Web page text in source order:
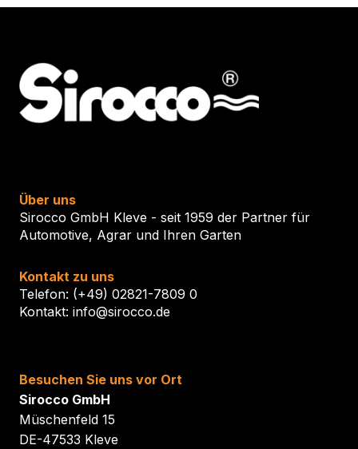
Über uns
Sirocco GmbH Kleve - seit 1959 der Partner für
Automotive, Agrar und Ihren Garten
Kontakt zu uns
Telefon: (+49) 02821-7809 0
Kontakt: info@sirocco.de
Besuchen Sie uns vor Ort
Sirocco GmbH
Müschenfeld 15
DE-47533 Kleve